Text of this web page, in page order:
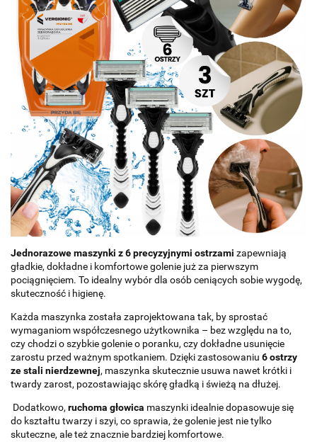
Jednorazowe maszynki z 6 precyzyjnymi ostrzami zapewniają
gładkie, dokładne i komfortowe golenie już za pierwszym
pociągnięciem. To idealny wybór dla osób ceniących sobie wygodę,
skuteczność i higienę.
Każda maszynka została zaprojektowana tak, by sprostać
wymaganiom współczesnego użytkownika – bez względu na to,
czy chodzi o szybkie golenie o poranku, czy dokładne usunięcie
zarostu przed ważnym spotkaniem. Dzięki zastosowaniu 6 ostrzy
ze stali nierdzewnej, maszynka skutecznie usuwa nawet krótki i
twardy zarost, pozostawiając skórę gładką i świeżą na dłużej.
Dodatkowo, ruchoma głowica maszynki idealnie dopasowuje się
do kształtu twarzy i szyi, co sprawia, że golenie jest nie tylko
skuteczne, ale też znacznie bardziej komfortowe.